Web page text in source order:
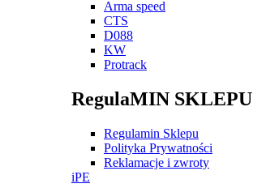
Arma speed
CTS
D088
KW
Protrack
RegulaMIN SKLEPU
Regulamin Sklepu
Polityka Prywatności
Reklamacje i zwroty
iPE